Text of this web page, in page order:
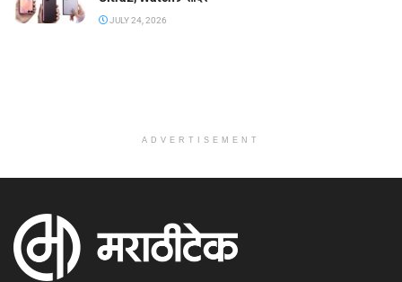
JULY 24, 2026
ADVERTISEMENT